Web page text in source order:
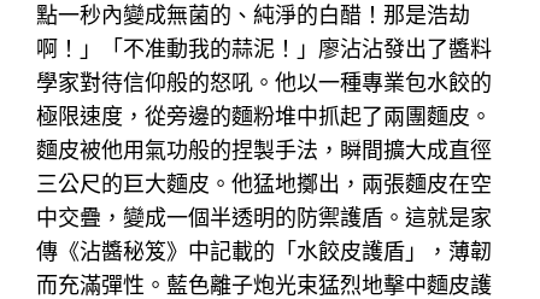
點一秒內變成無菌的、純淨的白醋！那是浩劫
啊！」「不准動我的蒜泥！」廖沾沾發出了醬料
學家對待信仰般的怒吼。他以一種專業包水餃的
極限速度，從旁邊的麵粉堆中抓起了兩團麵皮。
麵皮被他用氣功般的捏製手法，瞬間擴大成直徑
三公尺的巨大麵皮。他猛地擲出，兩張麵皮在空
中交疊，變成一個半透明的防禦護盾。這就是家
傳《沾醬秘笈》中記載的「水餃皮護盾」，薄韌
而充滿彈性。藍色離子炮光束猛烈地擊中麵皮護